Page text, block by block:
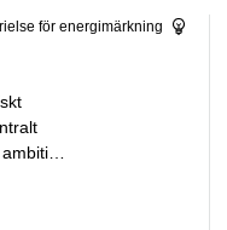
för energimärkning